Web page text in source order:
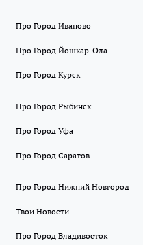
Про Город Иваново
Про Город Йошкар-Ола
Про Город Курск
Про Город Рыбинск
Про Город Уфа
Про Город Саратов
Про Город Нижний Новгород
Твои Новости
Про Город Владивосток